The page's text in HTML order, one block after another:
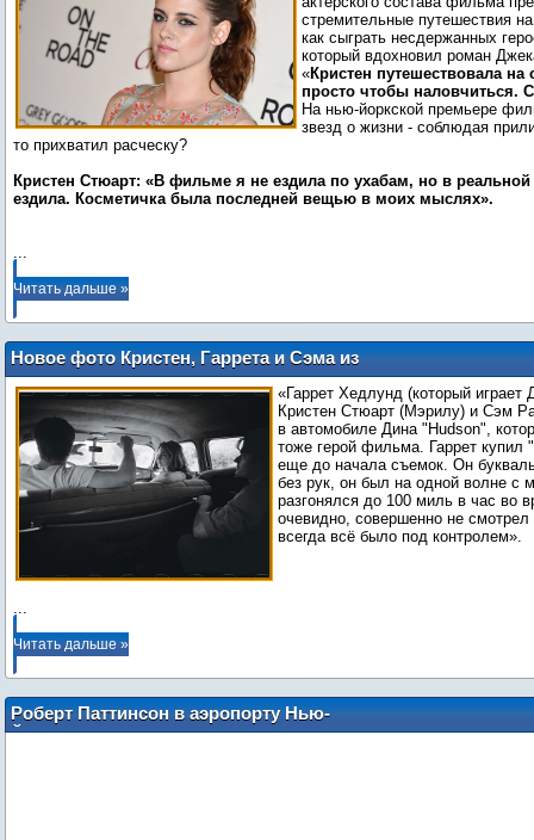
стремительные путешествия
как сыграть несдержанных
который вдохновил роман
«Кристен путешествовала
просто чтобы наловчиться.
На нью-йоркской премьере
звезд о жизни - соблюдая
то прихватил расческу?
Кристен Стюарт: «В фильме я не ездила по ухабам, но в
ездила. Косметичка была последней вещью в моих мыслях».
...
Читать дальше »
Новое фото Кристен, Гаррета и Сэма из
фильма «На дороге»
«Гаррет Хедлунд (который играет
Кристен Стюарт (Мэрилу) и Сэм
в автомобиле Дина "Hudson",
тоже герой фильма. Гаррет купил
еще до начала съемок. Он
без рук, он был на одной волне с
разгонялся до 100 миль в час во
очевидно, совершенно не смотрел
всегда всё было под контролем».
...
Читать дальше »
Роберт Паттинсон в аэропорту Нью-
Йорка (22 декабря)